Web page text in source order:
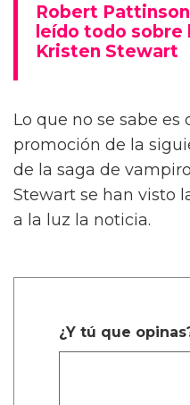
Robert
leído todo sobre
Kristen Stewart
Lo que no se sabe es
promoción de la
de la saga de
Stewart se han visto
a la luz la noticia.
¿Y tú que